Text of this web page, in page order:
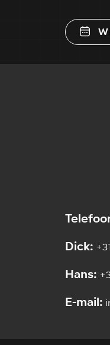
Dick:
Hans:
E-mail: